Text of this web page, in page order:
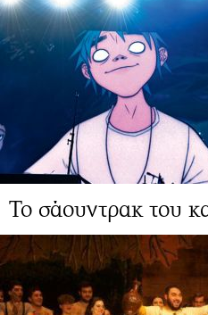
Το σάουντρακ του